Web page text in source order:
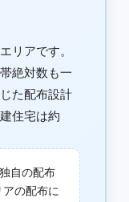
リアです。
絶対数も一
た配布設計
住宅は約
自の配布
の配布に